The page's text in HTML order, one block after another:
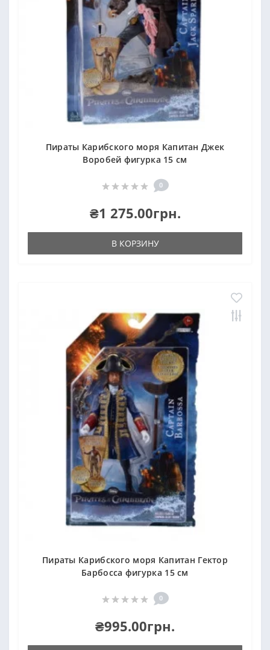
Пираты Карибского моря Капитан Джек
Воробей фигурка 15 см
0
₴1 275.00грн.
В КОРЗИНУ
Пираты Карибского моря Капитан Гектор
Барбосса фигурка 15 см
0
₴995.00грн.